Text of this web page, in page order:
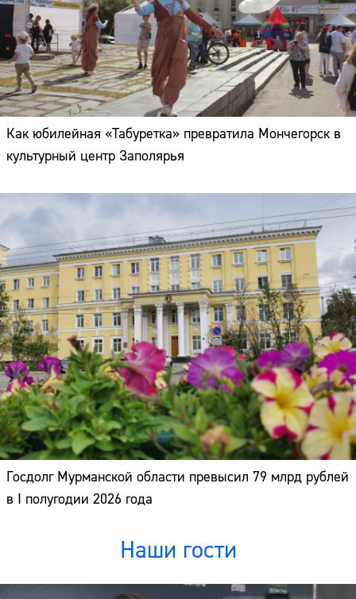
Как юбилейная «Табуретка» превратила Мончегорск в
культурный центр Заполярья
Госдолг Мурманской области превысил 79 млрд рублей
в I полугодии 2026 года
Наши гости